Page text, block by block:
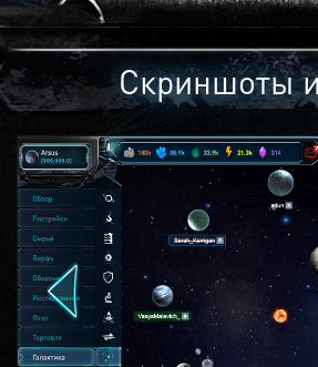
Скриншоты